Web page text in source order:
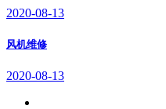
2020-08-13
风机维修
2020-08-13